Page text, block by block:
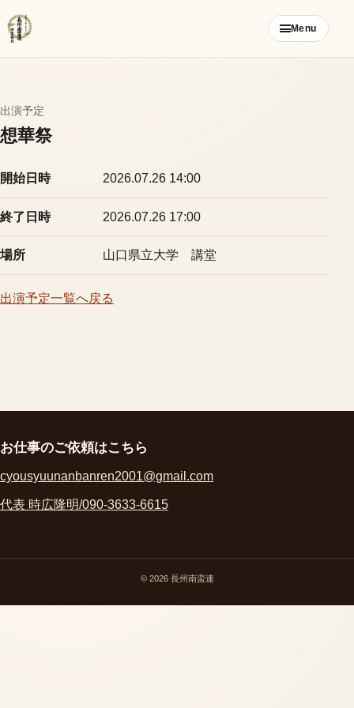
ン
テ
へ
ス
ッ
プ
Menu
ご挨拶
ブログ
メンバー募集
カレンダー
出演予定
想華祭
開始日時 2026.07.26 14:00
終了日時 2026.07.26 17:00
場所 山口県立大学 講堂
出演予定一覧へ戻る
お仕事のご依頼はこちら
cyousyuunanbanren2001@gmail.com
代表 時広隆明/090-3633-6615
© 2026 長州南蛮連